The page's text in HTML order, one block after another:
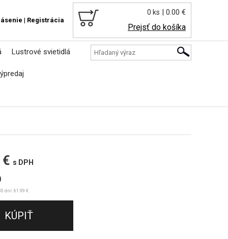
0 ks | 0.00 €
Prejsť do košíka
| Registrácia
Lustrové svietidlá
€ s DPH
dní: 61.99 €